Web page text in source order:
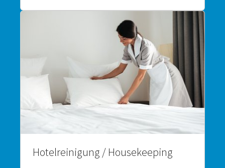
Hotelreinigung / Housekeeping